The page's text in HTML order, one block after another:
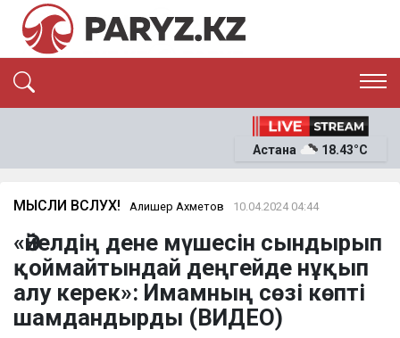
ЭКОНОМИКА
ОҚИҒА
News
Астана 18.43°C
МЫСЛИ ВСЛУХ! Алишер Ахметов 10.04.2024 04:44
«Әйелдің дене мүшесін сындырып
қоймайтындай деңгейде нұқып
алу керек»: Имамның сөзі көпті
шамдандырды (ВИДЕО)